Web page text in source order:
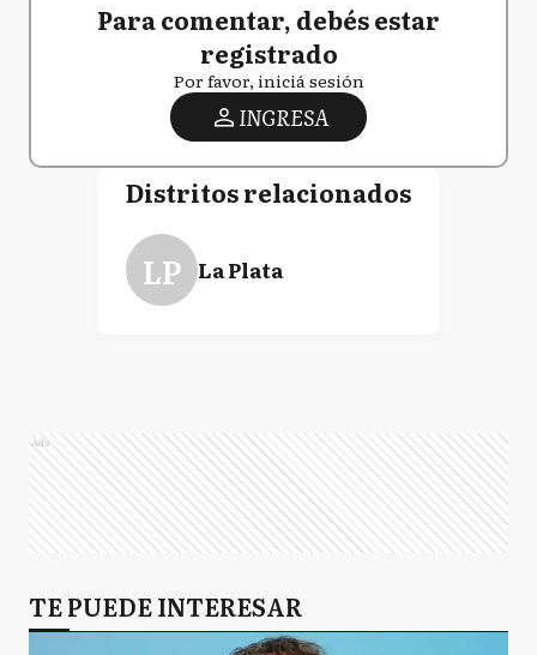
Para comentar, debés estar
registrado
Por favor, iniciá sesión
INGRESA
Distritos relacionados
LP La Plata
Ads
TE PUEDE INTERESAR